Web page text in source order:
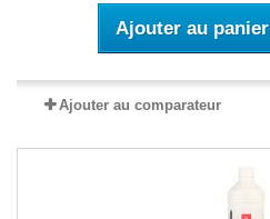
Ajouter au panier
Ajouter au comparateur